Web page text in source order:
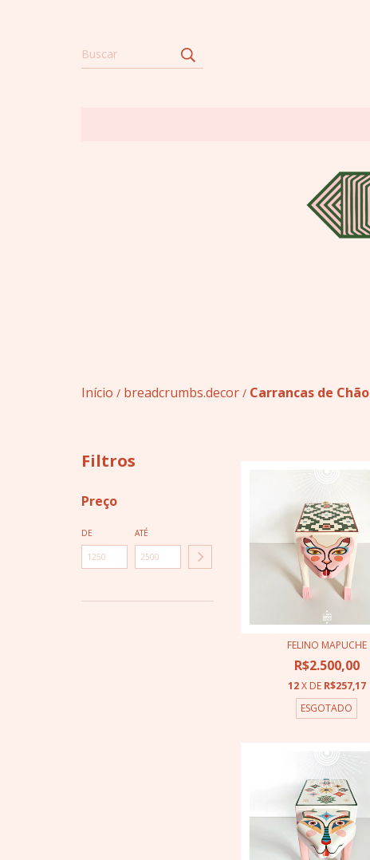
Início / breadcrumbs.decor / Carrancas de Chão
Filtros
Preço
DE ATÉ
FELINO MAPUCHE
R$2.500,00
12X DE R$257,17
ESGOTADO